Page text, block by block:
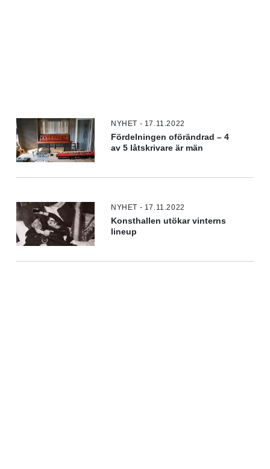
NYHET - 17.11.2022
Fördelningen oförändrad – 4
av 5 låtskrivare är män
NYHET - 17.11.2022
Konsthallen utökar vinterns
lineup